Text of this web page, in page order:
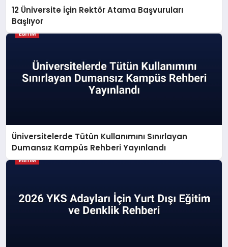
12 Üniversite İçin Rektör Atama Başvuruları
Başlıyor
Üniversitelerde Tütün Kullanımını Sınırlayan
Dumansız Kampüs Rehberi Yayınlandı